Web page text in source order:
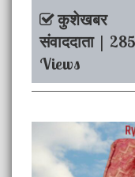
कुशेखबर
संवाददाता | 285
Views